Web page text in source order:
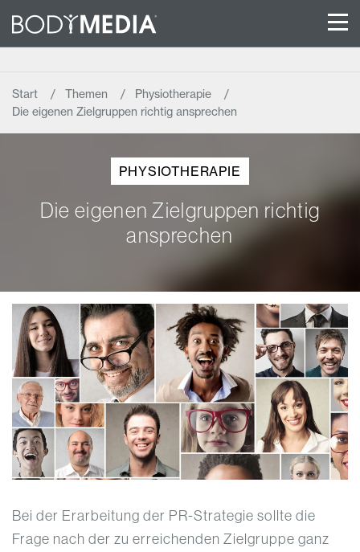
Start Themen
Physiotherapie
Die eigenen Zielgruppen richtig ansprechen
PHYSIOTHERAPIE
Die eigenen Zielgruppen richtig
ansprechen
Bei der Erarbeitung der PR-Strategie sollte die
Frage nach der zu erreichenden Zielgruppe ganz